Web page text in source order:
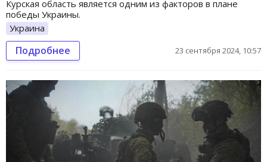
Курская область является одним из факторов в плане
победы Украины.
Украина
Подробнее 23 сентября 2024, 10:57